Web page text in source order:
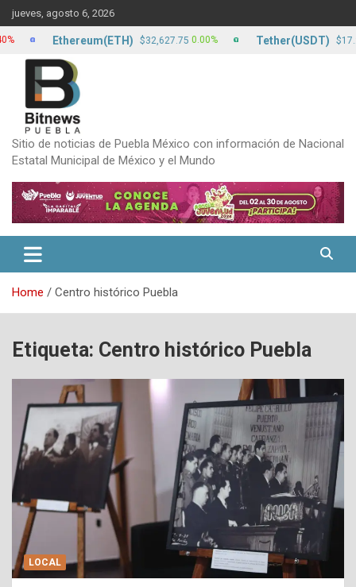
Skip
to
content
jueves, agosto 6, 2026
Sitio de noticias de Puebla México con información de Nacional
Estatal Municipal de México y el Mundo
Home Centro histórico Puebla
Etiqueta: Centro histórico Puebla
LOCAL
Ethereum(ETH) $32,627.75 0.00% Tether(USDT) $17.20 0.00%